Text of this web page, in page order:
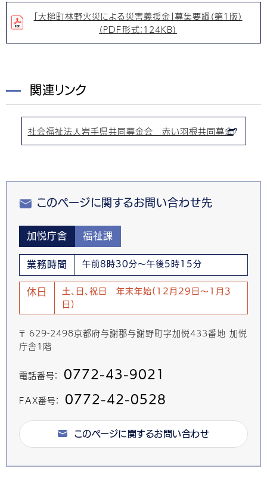
「大槌町林野火災による災害義援金」募集要綱（第１版）
（PDF形式：124KB）
関連リンク
社会福祉法人岩手県共同募金会 赤い羽根共同募金
このページに関するお問い合わせ先
加悦庁舎 福祉課
業務時間 午前8時30分～午後5時15分
休日
土、日、祝日 年末年始(12月29日～1月3
日)
〒 629-2498京都府与謝郡与謝野町字加悦433番地 加悦
庁舎1階
電話番号： 0772-43-9021
FAX番号： 0772-42-0528
このページに関するお問い合わせ